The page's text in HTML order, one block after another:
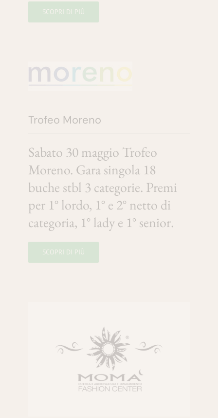
SCOPRI DI PIÙ
Trofeo Moreno
Sabato 30 maggio Trofeo
Moreno. Gara singola 18
buche stbl 3 categorie. Premi
per 1° lordo, 1° e 2° netto di
categoria, 1° lady e 1° senior.
SCOPRI DI PIÙ